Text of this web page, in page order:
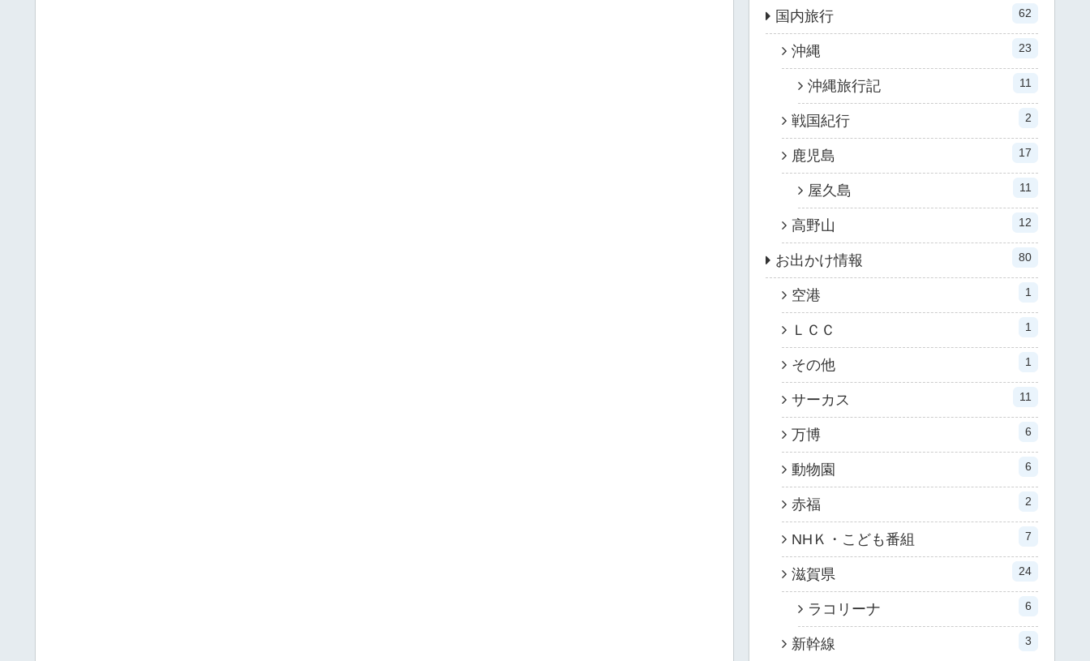
国内旅行 62
沖縄 23
沖縄旅行記 11
戦国紀行 2
鹿児島 17
屋久島 11
高野山 12
お出かけ情報 80
空港 1
ＬＣＣ 1
その他 1
サーカス 11
万博 6
動物園 6
赤福 2
NHＫ・こども番組 7
滋賀県 24
ラコリーナ 6
新幹線 3